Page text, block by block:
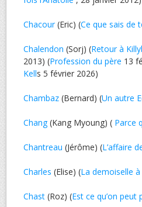
Chacour(Eric) (Ce que sais de
Chalendon (Sorj) (Retour à
2013) (Profession du père 13
Kells 5 février 2026)
Chambaz (Bernard) (Un autre
Chang(Kang Myoung) ( Parce
Chantreau (Jérôme) (L’affaire
Charles (Elise) (La demoiselle
Chast (Roz) (Est ce qu’on peut